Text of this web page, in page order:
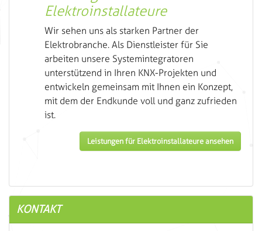
Elektroinstallateure
Wir sehen uns als starken Partner der
Elektrobranche. Als Dienstleister für Sie
arbeiten unsere Systemintegratoren
unterstützend in Ihren KNX-Projekten und
entwickeln gemeinsam mit Ihnen ein Konzept,
mit dem der Endkunde voll und ganz zufrieden
ist.
Leistungen für Elektroinstallateure ansehen
KONTAKT